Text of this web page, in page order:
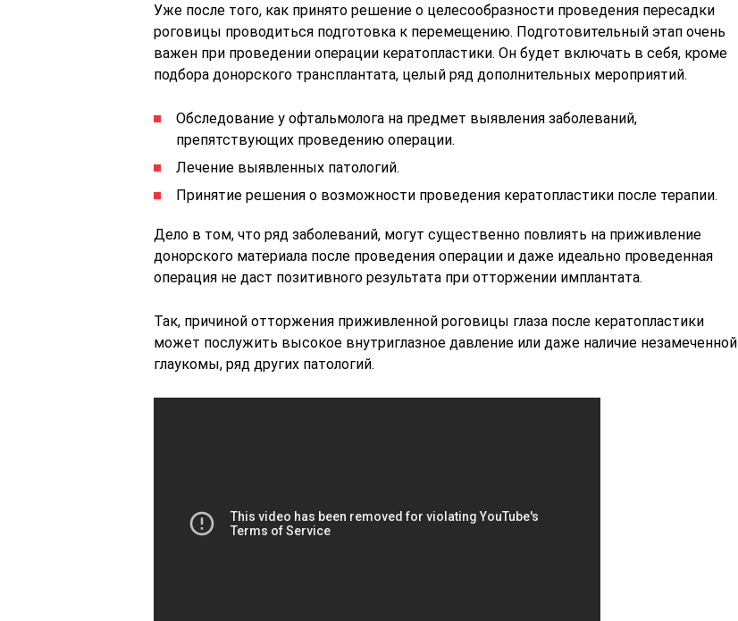
Уже после того, как принято решение о целесообразности проведения пересадки
роговицы проводиться подготовка к перемещению. Подготовительный этап очень
важен при проведении операции кератопластики. Он будет включать в себя, кроме
подбора донорского трансплантата, целый ряд дополнительных мероприятий.
Обследование у офтальмолога на предмет выявления заболеваний,
препятствующих проведению операции.
Лечение выявленных патологий.
Принятие решения о возможности проведения кератопластики после терапии.
Дело в том, что ряд заболеваний, могут существенно повлиять на приживление
донорского материала после проведения операции и даже идеально проведенная
операция не даст позитивного результата при отторжении имплантата.
Так, причиной отторжения приживленной роговицы глаза после кератопластики
может послужить высокое внутриглазное давление или даже наличие незамеченной
глаукомы, ряд других патологий.